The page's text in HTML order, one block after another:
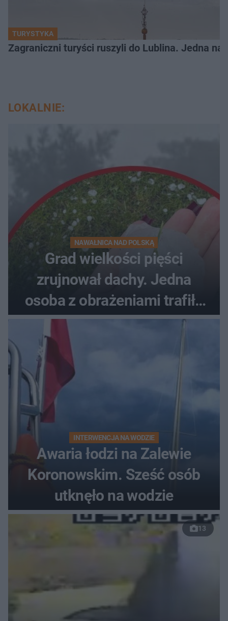
TURYSTYKA
Zagraniczni turyści ruszyli do Lublina. Jedna
LOKALNIE:
NAWAŁNICA NAD POLSKĄ
Grad wielkości pięści
zrujnował dachy. Jedna
osoba z obrażeniami trafiła
do szpitala
INTERWENCJA NA WODZIE
Awaria łodzi na Zalewie
Koronowskim. Sześć osób
utknęło na wodzie
13